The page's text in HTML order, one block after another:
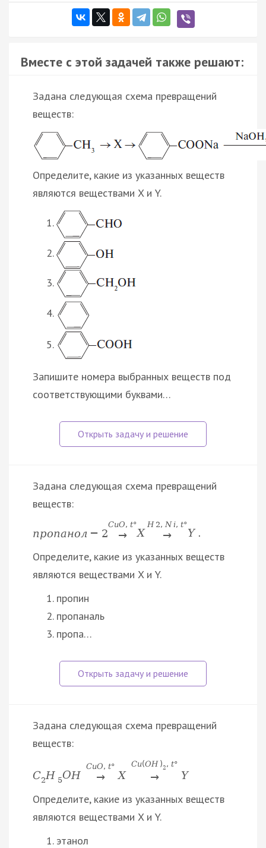
Вместе с этой задачей также решают:
Задана следующая схема превращений
веществ:
Определите, какие из указанных веществ
являются веществами X и Y.
Запишите номера выбранных веществ под
соответствующими буквами…
Задана следующая схема превращений
веществ:
пропанол − 2
CuO, t°
→ X
H 2, N i, t°
→ Y .
Определите, какие из указанных веществ
являются веществами X и Y.
пропин
пропаналь
пропа…
Задана следующая схема превращений
веществ:
C2H 5OH
CuO, t°
→ X
Cu(OH )2 , t°
→ Y
Определите, какие из указанных веществ
являются веществами X и Y.
этанол